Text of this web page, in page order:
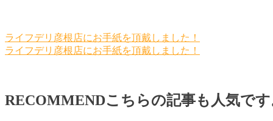
ライフデリ彦根店にお手紙を頂戴しました！
ライフデリ彦根店にお手紙を頂戴しました！
RECOMMENDこちらの記事も人気で